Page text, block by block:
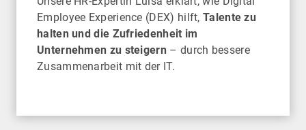
Employee Experience (DEX) hilft,Talente zu
halten und die Zufriedenheit im
Unternehmen zu steigern – durch bessere
Zusammenarbeit mit der IT.